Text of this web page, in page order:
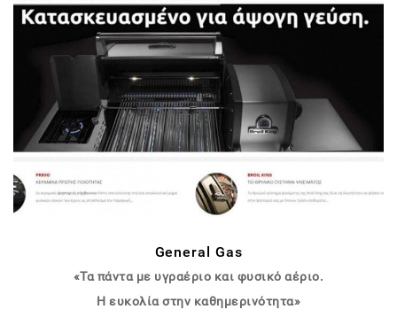
General Gas
«Τα πάντα με υγραέριο και φυσικό αέριο.
Η ευκολία στην καθημερινότητα»